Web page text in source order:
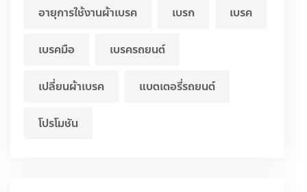
อายุการใช้งานผ้าเบรค เบรก เบรค
เบรคมือ เบรครถยนต์
เปลี่ยนผ้าเบรค แบตเตอรี่รถยนต์
โปรโมชัน